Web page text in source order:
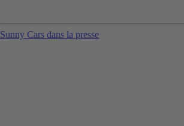
Sunny Cars dans la presse